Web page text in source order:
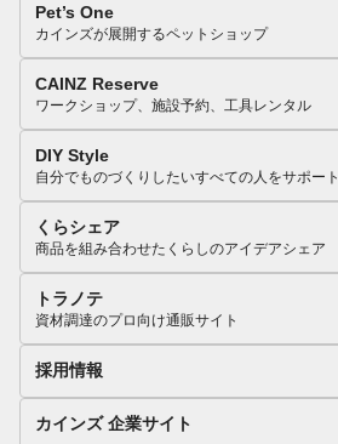
Pet’s One
カインズが展開するペットショップ
CAINZ Reserve
ワークショップ、施設予約、工具レンタル
DIY Style
自分でものづくりしたいすべての人をサポート
くらシェア
商品を組み合わせたくらしのアイデアシェア
トラノテ
資材調達のプロ向け通販サイト
採用情報
カインズ 企業サイト